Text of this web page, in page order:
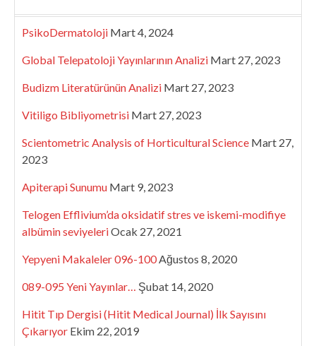
PsikoDermatoloji Mart 4, 2024
Global Telepatoloji Yayınlarının Analizi Mart 27, 2023
Budizm Literatürünün Analizi Mart 27, 2023
Vitiligo Bibliyometrisi Mart 27, 2023
Scientometric Analysis of Horticultural Science Mart 27,
2023
Apiterapi Sunumu Mart 9, 2023
Telogen Efflivium’da oksidatif stres ve iskemi-modifiye
albümin seviyeleriOcak 27, 2021
Yepyeni Makaleler 096-100Ağustos 8, 2020
089-095 Yeni Yayınlar… Şubat 14, 2020
Hitit Tıp Dergisi (Hitit Medical Journal) İlk Sayısını
Çıkarıyor Ekim 22, 2019